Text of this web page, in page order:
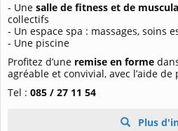
- Une salle de fitness et de
collectifs
- Un espace spa : massages, soins
- Une piscine
Profitez d’une remise en forme
agréable et convivial, avec l’aide
Tel : 085 / 27 11 54
Plus